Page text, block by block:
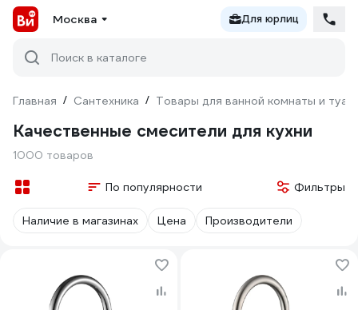
Москва Для юрлиц
Поиск в каталоге
Главная / Сантехника / Товары для ванной комнаты и
Качественные смесители для кухни
1000 товаров
По популярности Фильтры
Наличие в магазинах Цена Производители